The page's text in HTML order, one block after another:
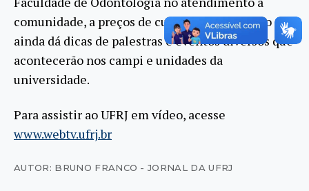
comunidade, a preços de custo. UFRJ em vídeo
ainda dá dicas de palestras e eventos diversos que
acontecerão nos campi e unidades da
universidade.
Para assistir ao UFRJ em vídeo, acesse
www.webtv.ufrj.br
AUTOR: BRUNO FRANCO - JORNAL DA UFRJ